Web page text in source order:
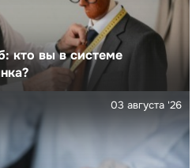
кто вы в системе
03 августа '26